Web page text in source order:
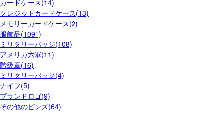
カードケース(14)
クレジットカードケース(13)
メモリーカードケース(2)
服飾品(1091)
ミリタリーバッジ(108)
アメリカ六軍(11)
階級章(16)
ミリタリーバッジ(4)
ナイフ(5)
ブランドロゴ(9)
その他のピンズ(64)